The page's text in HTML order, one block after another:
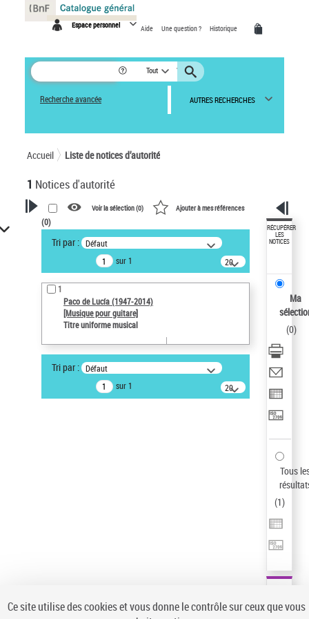
Espace personnel Aide Une question ? Historique
Tout
Recherche avancée AUTRES RECHERCHES
Accueil Liste de notices d’autorité
1 Notices d'autorité
VOTRE RECHERCHE
Recherche avancée dans les
notices d’autorité
Œuvres liées à l'auteur :
Paco de Lucía (1947-2014)
Type de notice d'autorité
Voir la sélection (0) Ajouter à mes références
(0)
Tri par : Défaut
sur 1
20
résultats/page
1
Paco de Lucía (1947-2014)
[Musique pour guitare]
Titre uniforme musical
Tri par : Défaut
sur 1
20
résultats/page
RÉCUPÉRER
LES
NOTICES
Ma
(0)
Tous
(1)
Panneau de gestion des cookies
Ce site utilise des cookies et vous donne le contrôle sur ceux que vous